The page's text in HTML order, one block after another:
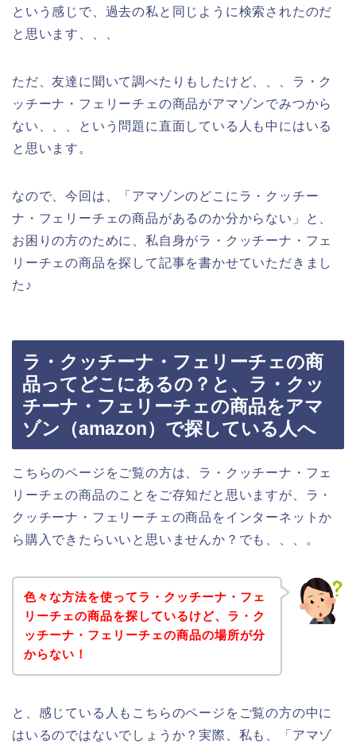
という感じで、過去の私と同じように検索されたのだ
と思います、、、
ただ、友達に聞いて調べたりもしたけど、、、ラ・ク
ッチーナ・フェリーチェの商品がアマゾンでみつから
ない、、、という問題に直面している人も中にはいる
と思います。
なので、今回は、「アマゾンのどこにラ・クッチー
ナ・フェリーチェの商品があるのか分からない」と、
お困りの方のために、私自身がラ・クッチーナ・フェ
リーチェの商品を探して記事を書かせていただきまし
た♪
ラ・クッチーナ・フェリーチェの商
品ってどこにあるの？と、ラ・クッ
チーナ・フェリーチェの商品をアマ
ゾン（amazon）で探している人へ
こちらのページをご覧の方は、ラ・クッチーナ・フェ
リーチェの商品のことをご存知だと思いますが、ラ・
クッチーナ・フェリーチェの商品をインターネットか
ら購入できたらいいと思いませんか？でも、、、。
色々な方法を使ってラ・クッチーナ・フェ
リーチェの商品を探しているけど、ラ・ク
ッチーナ・フェリーチェの商品の場所が分
からない！
と、感じている人もこちらのページをご覧の方の中に
はいるのではないでしょうか？実際、私も、「アマゾ